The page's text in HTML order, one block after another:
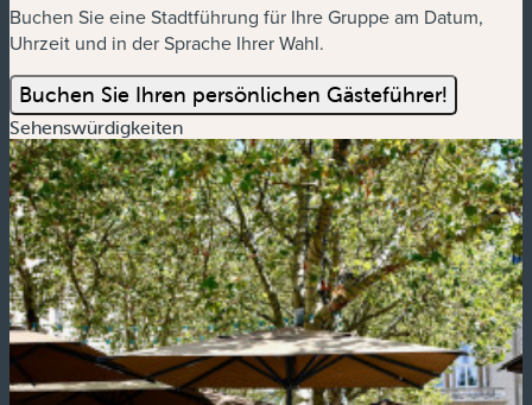
Buchen Sie eine Stadtführung für Ihre Gruppe am Datum,
Uhrzeit und in der Sprache Ihrer Wahl.
Buchen Sie Ihren persönlichen Gästeführer!
Sehenswürdigkeiten